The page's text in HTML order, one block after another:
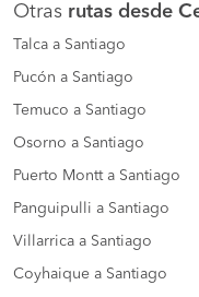
Otras rutas desde
Talca a Santiago
Pucón a Santiago
Temuco a Santiago
Osorno a Santiago
Puerto Montt a Santiago
Panguipulli a Santiago
Villarrica a Santiago
Coyhaique a Santiago